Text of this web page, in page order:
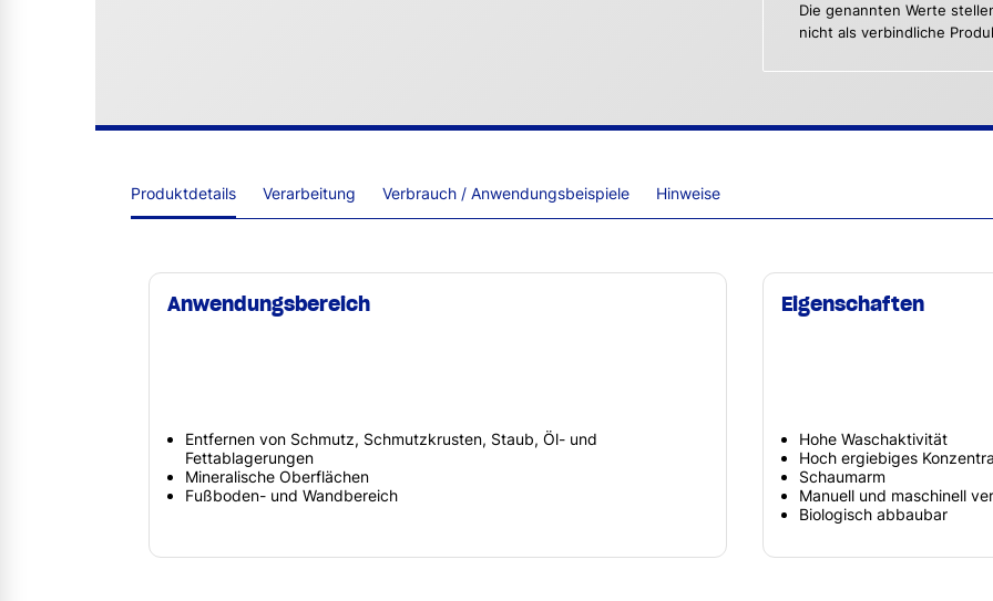
Die genannten Werte
nicht als verbindliche
Produktdetails Verarbeitung Verbrauch / Anwendungsbeispiele Hinweise
Anwendungsbereich
Entfernen von Schmutz, Schmutzkrusten, Staub, Öl- und
Fettablagerungen
Mineralische Oberflächen
Fußboden- und Wandbereich
Eigenschaften
Hohe Waschaktivität
Hoch ergiebiges
Schaumarm
Manuell und maschinell
Biologisch abbaubar